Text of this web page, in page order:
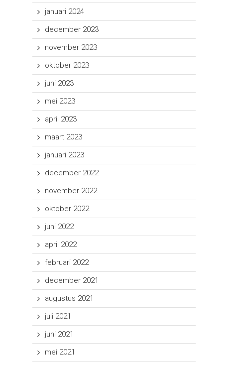
januari 2024
december 2023
november 2023
oktober 2023
juni 2023
mei 2023
april 2023
maart 2023
januari 2023
december 2022
november 2022
oktober 2022
juni 2022
april 2022
februari 2022
december 2021
augustus 2021
juli 2021
juni 2021
mei 2021